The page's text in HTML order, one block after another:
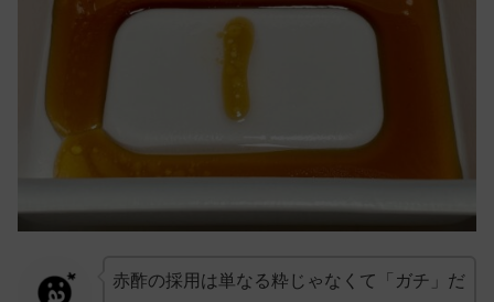
赤酢の採用は単なる粋じゃなくて「ガチ」だ